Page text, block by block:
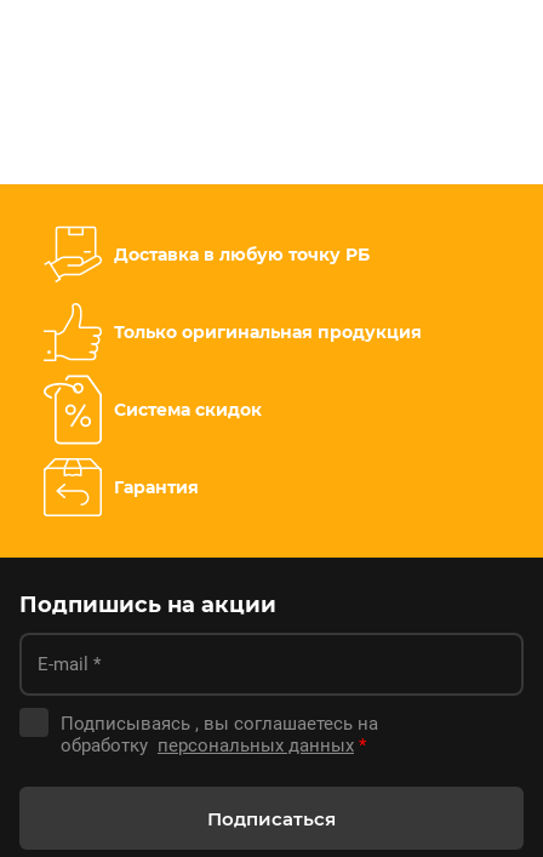
Доставка в любую точку РБ
Только оригинальная продукция
Система скидок
Гарантия
Подпишись на акции
Подписываясь , вы соглашаетесь на
обработку персональных данных *
Подписаться